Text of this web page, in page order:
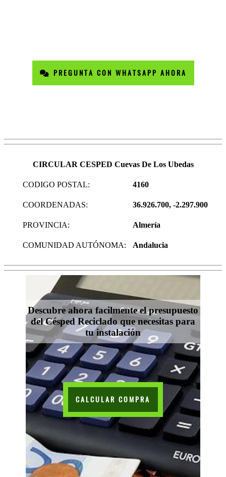
PREGUNTA CON WHATSAPP AHORA
CIRCULAR CESPED Cuevas De Los Ubedas
CODIGO POSTAL: 4160
COORDENADAS: 36.926.700, -2.297.900
PROVINCIA: Almería
COMUNIDAD AUTÓNOMA: Andalucia
Descubre ahora facilmente el presupuesto
del Césped Reciclado que necesitas para
tu instalación
CALCULAR COMPRA